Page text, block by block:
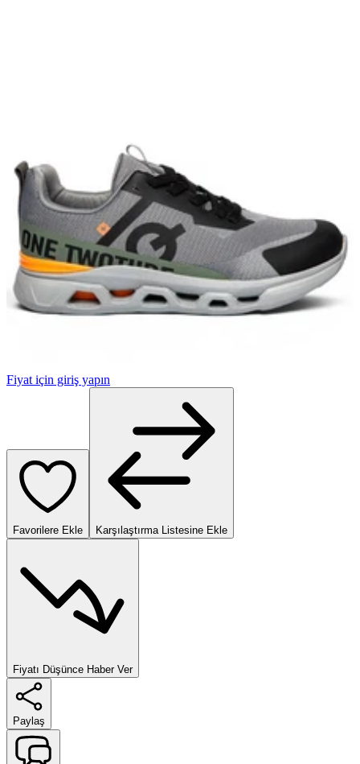
Fiyat için giriş yapın
Favorilere Ekle Karşılaştırma Listesine Ekle
Fiyatı Düşünce Haber Ver
Paylaş